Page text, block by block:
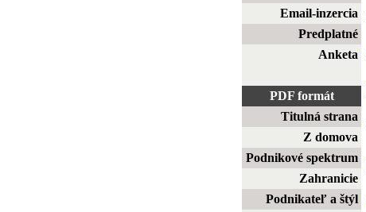
Email-inzercia
Predplatné
Anketa
PDF formát
Titulná strana
Z domova
Podnikové spektrum
Zahranicie
Podnikateľ a štýl